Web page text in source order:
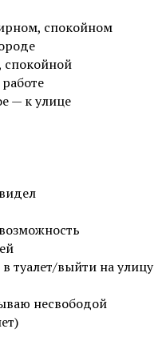
спокойном
— к улице
туалет/выйти на улицу
несвободой